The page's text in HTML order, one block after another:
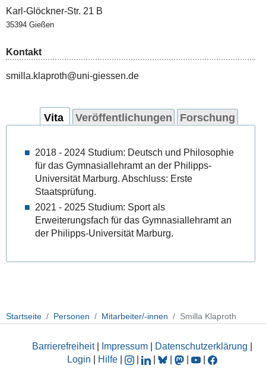
Karl-Glöckner-Str. 21 B
35394 Gießen
Kontakt
smilla.klaproth@uni-giessen.de
Vita Veröffentlichungen Forschung
2018 - 2024 Studium: Deutsch und Philosophie
für das Gymnasiallehramt an der Philipps-
Universität Marburg. Abschluss: Erste
Staatsprüfung.
2021 - 2025 Studium: Sport als
Erweiterungsfach für das Gymnasiallehramt an
der Philipps-Universität Marburg.
Startseite Personen Mitarbeiter/-innen Smilla Klaproth
Barrierefreiheit| Impressum Datenschutzerklärung
Login
Hilfe